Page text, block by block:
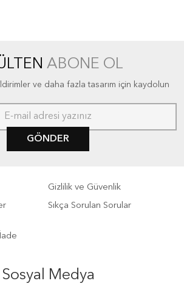
ABONE OL
ve daha fazla tasarım için kaydolun
GÖNDER
Gizlilik ve Güvenlik
Sıkça Sorulan Sorular
Sosyal Medya